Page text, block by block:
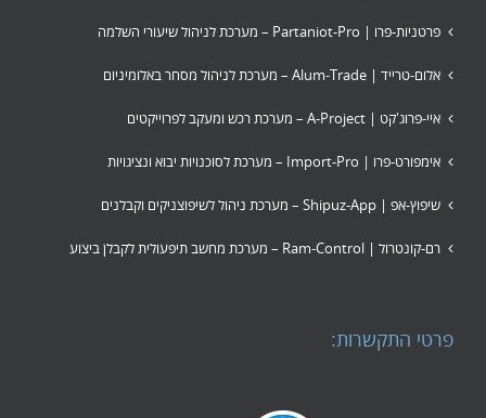
פרטניות-פרו | Partaniot-Pro – מערכת לניהול שיעורי השלמה
אלום-טרייד | Alum-Trade – מערכת לניהול מסחר באלומיניום
איי-פרוג'קט | A-Project – מערכת רכש ומעקב לפרוייקטים
אימפורט-פרו | Import-Pro – מערכת לסוכנויות יבוא ונציגויות
שיפוץ-אפ | Shipuz-App – מערכת ניהול לשיפוצניקים וקבלנים
רם-קונטרול | Ram-Control – מערכת מחשב תיפעולית לקבלן ביצוע
פרטי התקשרות: